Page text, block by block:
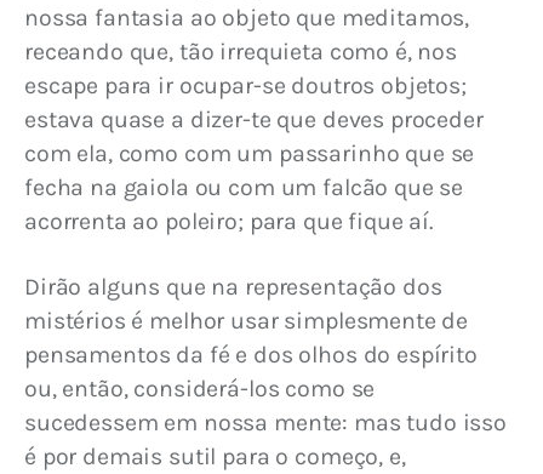
nossa fantasia ao objeto que meditamos,
receando que, tão irrequieta como é, nos
escape para ir ocupar-se doutros objetos;
estava quase a dizer-te que deves proceder
com ela, como com um passarinho que se
fecha na gaiola ou com um falcão que se
acorrenta ao poleiro; para que fique aí.
Dirão alguns que na representação dos
mistérios é melhor usar simplesmente de
pensamentos da fé e dos olhos do espírito
ou, então, considerá-los como se
sucedessem em nossa mente: mas tudo isso
é por demais sutil para o começo, e,